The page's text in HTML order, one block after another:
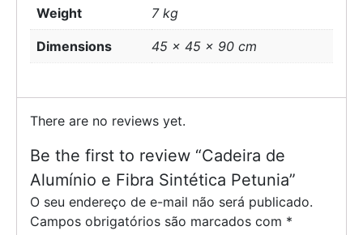
Weight 7 kg
Dimensions 45 × 45 × 90 cm
There are no reviews yet.
Be the first to review “Cadeira de
Alumínio e Fibra Sintética Petunia”
O seu endereço de e-mail não será publicado.
Campos obrigatórios são marcados com *